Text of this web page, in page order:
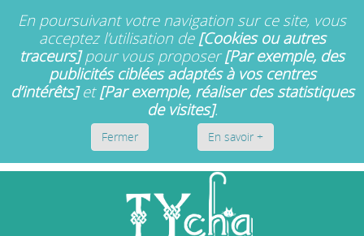
En poursuivant votre navigation sur ce site, vous
acceptez l’utilisation de [Cookies ou autres
traceurs]pour vous proposer[Par exemple, des
publicités ciblées adaptés à vos centres
d’intérêts]et[Par exemple, réaliser des statistiques
de visites].
Fermer En savoir +